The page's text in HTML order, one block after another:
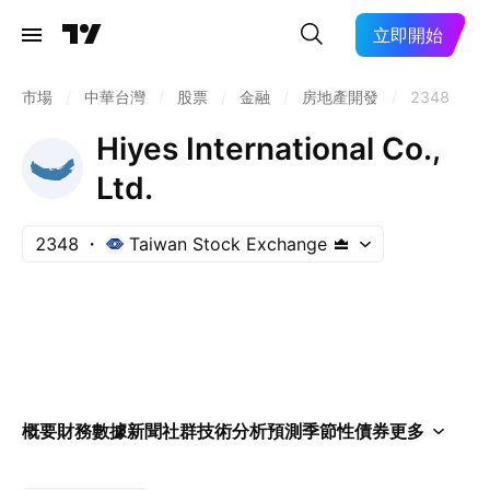
立即開始
市場 中華台灣 股票 金融 房地產開發 2348
Hiyes International Co.,
Ltd.
2348 Taiwan Stock Exchange
概要財務數據新聞社群技術分析預測季節性債券更多